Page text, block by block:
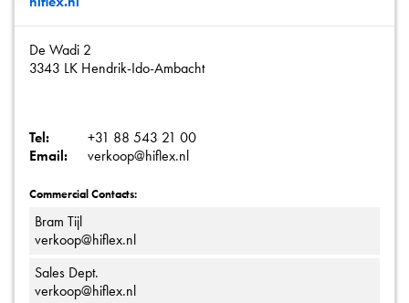
De Wadi 2
3343 LK Hendrik-Ido-Ambacht
Tel:
+31 88 543 21 00
Email:
verkoop@hiflex.nl
Commercial Contacts:
Bram Tijl
verkoop@hiflex.nl
Sales Dept.
verkoop@hiflex.nl